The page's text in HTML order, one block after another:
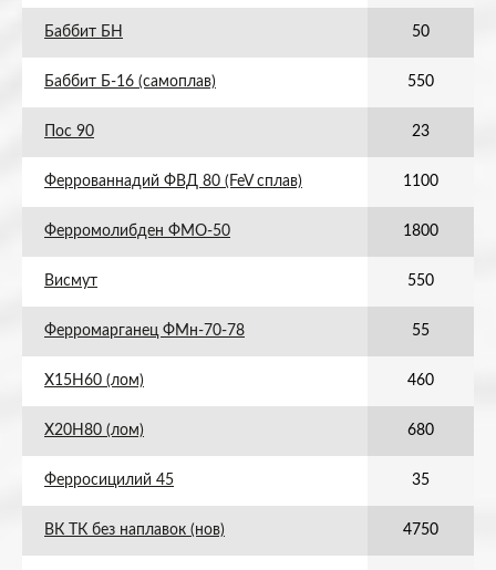
Баббит БН 50
Баббит Б-16 (самоплав) 550
Пос 90 23
Феррованнадий ФВД 80 (FeV сплав) 1100
Ферромолибден ФМО-50 1800
Висмут 550
Ферромарганец ФМн-70-78 55
Х15Н60 (лом) 460
Х20Н80 (лом) 680
Ферросицилий 45 35
ВК ТК без наплавок (нов) 4750